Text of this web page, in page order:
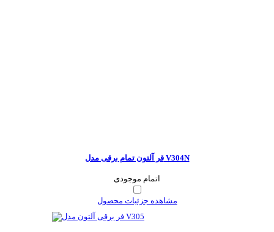
قر آلتون تمام برقی مدل V304N
اتمام موجودی
مشاهده جزئیات محصول